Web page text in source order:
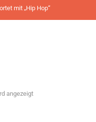
mit „Hip Hop“
angezeigt